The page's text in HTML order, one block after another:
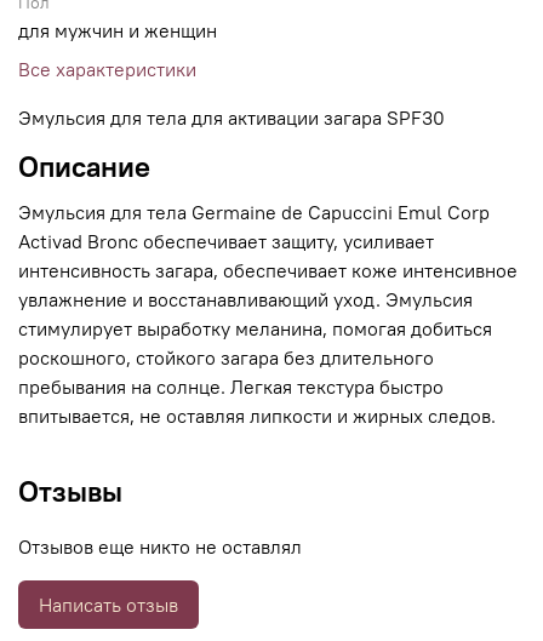
для мужчин и женщин
Все характеристики
Эмульсия для тела для активации загара SPF30
Описание
Эмульсия для тела Germaine de Capuccini Emul Corp
Activad Bronc обеспечивает защиту, усиливает
интенсивность загара, обеспечивает коже интенсивное
увлажнение и восстанавливающий уход. Эмульсия
стимулирует выработку меланина, помогая добиться
роскошного, стойкого загара без длительного
пребывания на солнце. Легкая текстура быстро
впитывается, не оставляя липкости и жирных следов.
Отзывы
Отзывов еще никто не оставлял
Написать отзыв